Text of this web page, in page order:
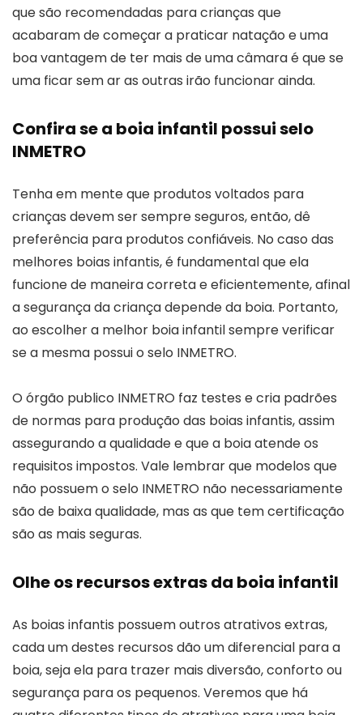
que são recomendadas para crianças que
acabaram de começar a praticar natação e uma
boa vantagem de ter mais de uma câmara é que se
uma ficar sem ar as outras irão funcionar ainda.
Confira se a boia infantil possui selo
INMETRO
Tenha em mente que produtos voltados para
crianças devem ser sempre seguros, então, dê
preferência para produtos confiáveis. No caso das
melhores boias infantis, é fundamental que ela
funcione de maneira correta e eficientemente, afinal
a segurança da criança depende da boia. Portanto,
ao escolher a melhor boia infantil sempre verificar
se a mesma possui o selo INMETRO.
O órgão publico INMETRO faz testes e cria padrões
de normas para produção das boias infantis, assim
assegurando a qualidade e que a boia atende os
requisitos impostos. Vale lembrar que modelos que
não possuem o selo INMETRO não necessariamente
são de baixa qualidade, mas as que tem certificação
são as mais seguras.
Olhe os recursos extras da boia infantil
As boias infantis possuem outros atrativos extras,
cada um destes recursos dão um diferencial para a
boia, seja ela para trazer mais diversão, conforto ou
segurança para os pequenos. Veremos que há